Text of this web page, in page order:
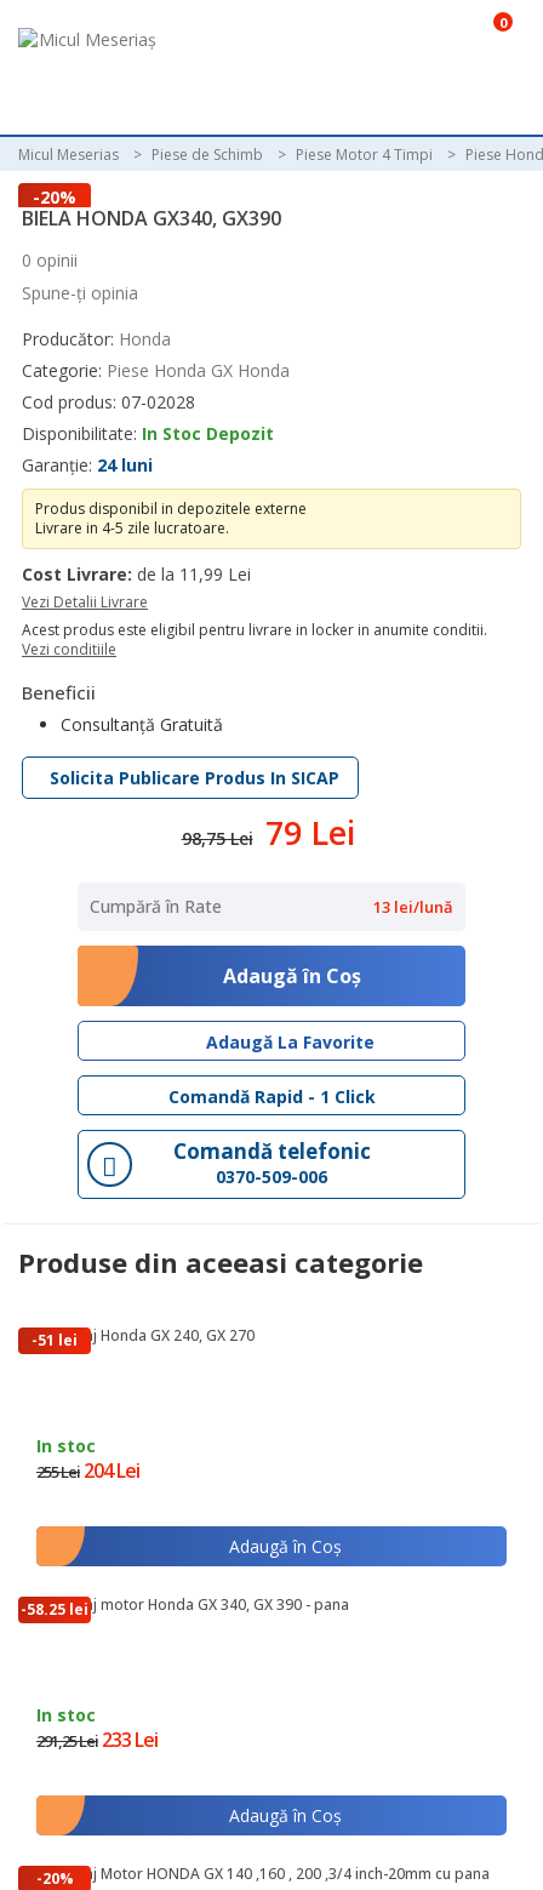
0
Micul Meserias Piese de Schimb Piese Motor 4 Timpi Piese
-20%
BIELA HONDA GX340, GX390
0 opinii
Spune-ţi opinia
Producător: Honda
Categorie: Piese Honda GX Honda
Cod produs: 07-02028
Disponibilitate: In Stoc Depozit
Garanție: 24 luni
Produs disponibil in depozitele externe
Livrare in 4-5 zile lucratoare.
Cost Livrare: de la 11,99 Lei
Vezi Detalii Livrare
Acest produs este eligibil pentru livrare in locker in anumite conditii.
Vezi conditiile
Beneficii
Consultanță Gratuită
Solicita Publicare Produs In SICAP
98,75 Lei 79 Lei
Cumpără în Rate 13 lei/lună
Adaugă în Coş
Adaugă La Favorite
Comandă Rapid - 1 Click
Comandă telefonic
0370-509-006
Produse din aceeasi categorie
-51 lei
Ambielaj Honda GX 240, GX 270
In stoc
255 Lei 204 Lei
Adaugă în Coş
-58.25 lei
Ambielaj motor Honda GX 340, GX 390 - pana
In stoc
291,25 Lei 233 Lei
Adaugă în Coş
-20%
Ambielaj Motor HONDA GX 140 ,160 , 200 ,3/4 inch-20mm cu pana